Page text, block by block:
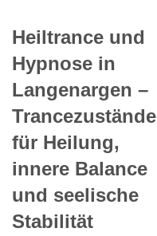
Heiltrance und
Hypnose in
Langenargen –
Trancezustände
für Heilung,
innere Balance
und seelische
Stabilität